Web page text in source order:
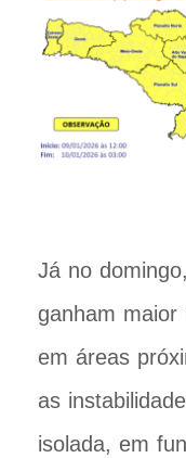
Já no
ganham maior
em áreas
as
isolada, em